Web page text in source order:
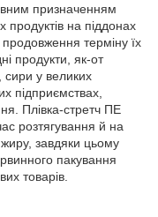
призначенням
продуктів на піддонах
терміну їх
продукти, як-от
сири у великих
підприємствах,
Плівка-стретч ПЕ
розтягування й на
завдяки цьому
пакування
товарів.